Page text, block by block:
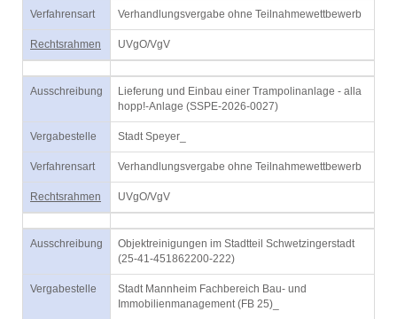
Verfahrensart Verhandlungsvergabe ohne Teilnahmewettbewerb
Rechtsrahmen UVgO/VgV
Ausschreibung
Lieferung und Einbau einer Trampolinanlage - alla
hopp!-Anlage (SSPE-2026-0027)
Vergabestelle Stadt Speyer_
Verfahrensart Verhandlungsvergabe ohne Teilnahmewettbewerb
Rechtsrahmen UVgO/VgV
Ausschreibung
Objektreinigungen im Stadtteil Schwetzingerstadt
(25-41-451862200-222)
Vergabestelle
Stadt Mannheim Fachbereich Bau- und
Immobilienmanagement (FB 25)_